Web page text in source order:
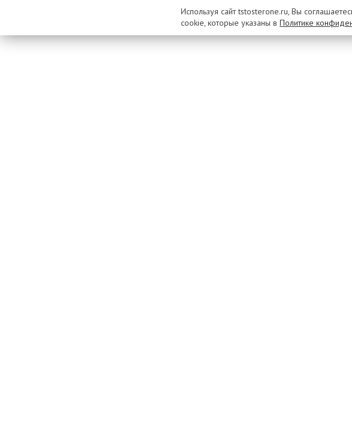
Используя сайт tstosterone.ru, Вы
cookie, которые указаны в Политике